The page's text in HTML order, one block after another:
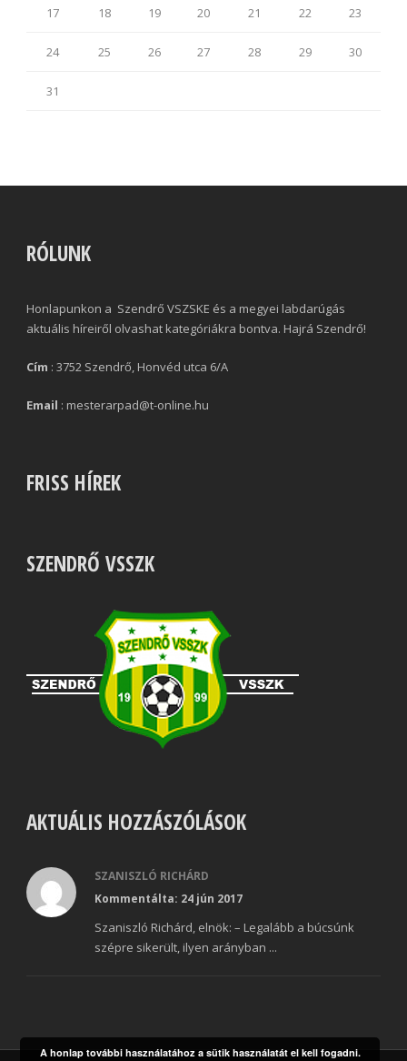
17 18 19 20 21 22 23
24 25 26 27 28 29 30
31
RÓLUNK
Honlapunkon a Szendrő VSZSKE és a megyei labdarúgás
aktuális híreiről olvashat kategóriákra bontva. Hajrá Szendrő!
Cím : 3752 Szendrő, Honvéd utca 6/A
Email : mesterarpad@t-online.hu
FRISS HÍREK
SZENDRŐ VSSZK
AKTUÁLIS HOZZÁSZÓLÁSOK
SZANISZLÓ RICHÁRD
Kommentálta: 24 jún 2017
Szaniszló Richárd, elnök: – Legalább a búcsúnk
szépre sikerült, ilyen arányban ...
A honlap további használatához a sütik használatát el kell fogadni.